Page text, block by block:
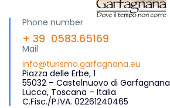
Phone number
+ 39 0583.65169
Mail
info@turismo.garfagnana.eu
Piazza delle Erbe, 1
55032 – Castelnuovo di Garfagnana
Lucca, Toscana – Italia
C.Fisc./P.IVA. 02261240465